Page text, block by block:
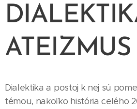
ATEIZMUS
Dialektika a postoj k nej sú
témou, nakoľko história celého